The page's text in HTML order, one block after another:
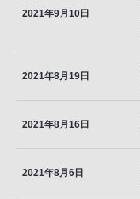
2021年9月10日
2021年8月19日
2021年8月16日
2021年8月6日